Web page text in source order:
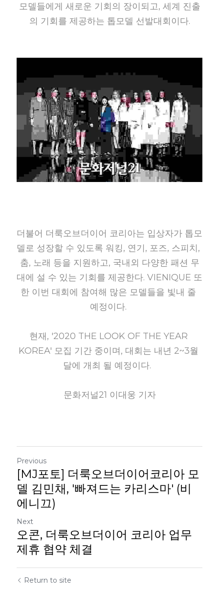
모델들에게 새로운 기회의 장이되고, 세계 진출
의 기회를 제공하는 톱모델 선발대회이다.
더불어 더룩오브더이어 코리아는 입상자가 톱모
델로 성장할 수 있도록 워킹, 연기, 포즈, 스피치,
춤, 노래 등을 지원하고, 국내외 다양한 패션 무
대에 설 수 있는 기회를 제공한다. VIENIQUE 또
한 이번 대회에 참여해 많은 모델들을 빛내 줄
예정이다.
현재, '2020 THE LOOK OF THE YEAR
KOREA' 모집 기간 중이며, 대회는 내년 2~3월
달에 개최 될 예정이다.
문화저널21 이대웅 기자
Previous
[MJ포토] 더룩오브더이어코리아 모
델 김민채, '빠져드는 카리스마' (비
에니끄)
Next
오콘, 더룩오브더이어 코리아 업무
제휴 협약 체결
Return to site